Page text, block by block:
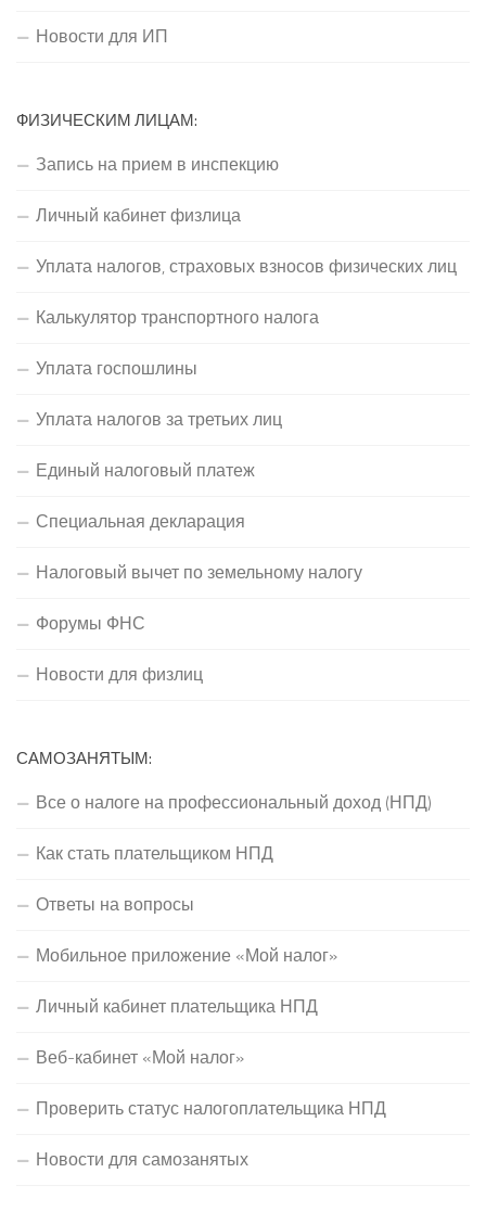
Новости для ИП
ФИЗИЧЕСКИМ ЛИЦАМ:
Запись на прием в инспекцию
Личный кабинет физлица
Уплата налогов, страховых взносов физических лиц
Калькулятор транспортного налога
Уплата госпошлины
Уплата налогов за третьих лиц
Единый налоговый платеж
Специальная декларация
Налоговый вычет по земельному налогу
Форумы ФНС
Новости для физлиц
САМОЗАНЯТЫМ:
Все о налоге на профессиональный доход (НПД)
Как стать плательщиком НПД
Ответы на вопросы
Мобильное приложение «Мой налог»
Личный кабинет плательщика НПД
Веб-кабинет «Мой налог»
Проверить статус налогоплательщика НПД
Новости для самозанятых